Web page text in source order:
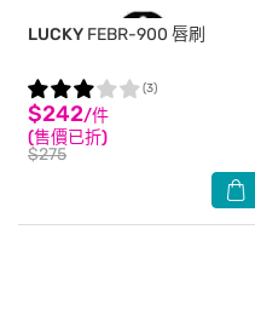
LUCKY FEBR-900 唇刷
$242/件
(售價已折)
$275
(3)